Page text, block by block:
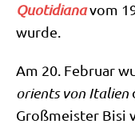
Quo­ti­dia­navom
wurde.
Am 20. Febru­ar
ori­ents von Ita­li­en
Groß­mei­ster Bisi